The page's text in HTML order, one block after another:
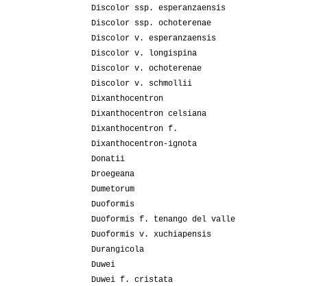
Discolor ssp. esperanzaensis
Discolor ssp. ochoterenae
Discolor v. esperanzaensis
Discolor v. longispina
Discolor v. ochoterenae
Discolor v. schmollii
Dixanthocentron
Dixanthocentron celsiana
Dixanthocentron f.
Dixanthocentron-ignota
Donatii
Droegeana
Dumetorum
Duoformis
Duoformis f. tenango del valle
Duoformis v. xuchiapensis
Durangicola
Duwei
Duwei f. cristata